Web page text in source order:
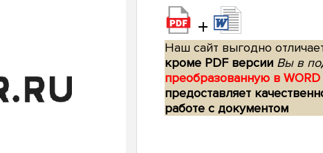
+
Наш сайт выгодно
кроме PDF версии Вы в
преобразованную в
предоставляет
работе с документом